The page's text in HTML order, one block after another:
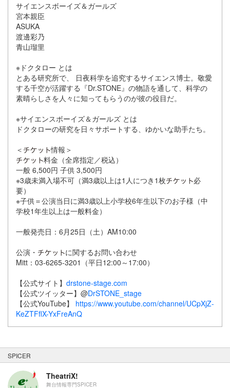
サイエンスボーイズ＆ガールズ
宮本親臣
ASUKA
渡邊彩乃
青山瑠里
※ドクタロー とは
とある研究所で、 日夜科学を追究するサイエンス博士。敬愛
する千空が活躍する『Dr.STONE』の物語を通して、科学の
素晴らしさを人々に知ってもらうのが彼の役目だ。
※サイエンスボーイズ＆ガールズ とは
ドクタローの研究を日々サポートする、ゆかいな助手たち。
＜
情報＞
料金（全席指定／税込）
一般 6,500円 子供 3,500円
※3歳未満入場不可（満3歳以上は1人につき1枚
必
要）
※子供＝公演当日に満3歳以上小学校6年生以下のお子様（中
学校1年生以上は一般料金）
一般発売日：6月25日（土）AM10:00
公演・
に関するお問い合わせ
Mitt：03-6265-3201（平日12:00～17:00）
【公式サイト】 drstone-stage.com
【公式ツイッター】@DrSTONE_stage
【公式YouTube】 https://www.youtube.com/channel/UCpXjZ-
KeZTFflX-YxFreAnQ
SPICER
TheatriX!
舞台情報専門SPICER